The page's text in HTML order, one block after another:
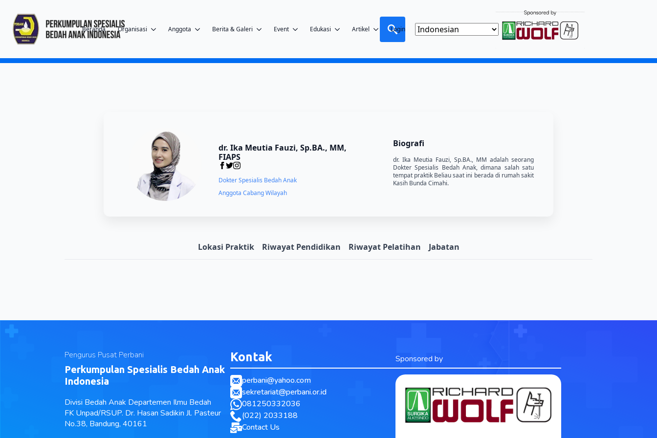
Beranda Organisasi Anggota Berita & Galeri Event Edukasi Artikel Login
for:
dr. Ika Meutia Fauzi, Sp.BA., MM,
FIAPS
Dokter Spesialis Bedah Anak
Anggota Cabang Wilayah
Biografi
dr. Ika Meutia Fauzi, Sp.BA., MM adalah seorang
Dokter Spesialis Bedah Anak, dimana salah satu
tempat praktik Beliau saat ini berada di rumah sakit
Kasih Bunda Cimahi.
Lokasi Praktik Riwayat Pendidikan Riwayat Pelatihan Jabatan
Pengurus Pusat Perbani
Perkumpulan Spesialis Bedah Anak
Indonesia
Divisi Bedah Anak Departemen Ilmu Bedah
FK Unpad/RSUP. Dr. Hasan Sadikin Jl. Pasteur
No.38, Bandung, 40161
Kontak
perbani@yahoo.com
sekretariat@perbani.or.id
081250332036
(022) 2033188
Contact Us
Sponsored by